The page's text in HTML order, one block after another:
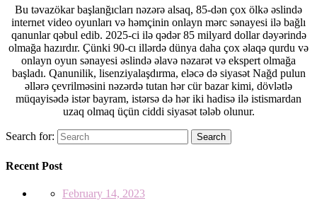
Bu təvazökar başlanğıcları nəzərə alsaq, 85-dən çox ölkə əslində
internet video oyunları və həmçinin onlayn mərc sənayesi ilə bağlı
qanunlar qəbul edib. 2025-ci ilə qədər 85 milyard dollar dəyərində
olmağa hazırdır. Çünki 90-cı illərdə dünya daha çox əlaqə qurdu və
onlayn oyun sənayesi əslində əlavə nəzarət və ekspert olmağa
başladı. Qanunilik, lisenziyalaşdırma, eləcə də siyasət Nağd pulun
əllərə çevrilməsini nəzərdə tutan hər cür bazar kimi, dövlətlə
müqayisədə istər bayram, istərsə də hər iki hadisə ilə istismardan
uzaq olmaq üçün ciddi siyasət tələb olunur.
Search for: Search
Recent Post
February 14, 2023